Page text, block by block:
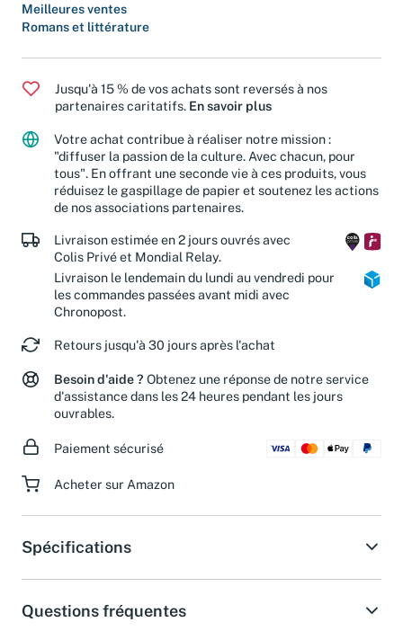
Meilleures ventes
Romans et littérature
Jusqu'à 15 % de vos achats sont reversés à nos
partenaires caritatifs. En savoir plus
Votre achat contribue à réaliser notre mission :
"diffuser la passion de la culture. Avec chacun, pour
tous". En offrant une seconde vie à ces produits, vous
réduisez le gaspillage de papier et soutenez les actions
de nos associations partenaires.
Livraison estimée en 2 jours ouvrés avec
Colis Privé et Mondial Relay.
Livraison le lendemain du lundi au vendredi pour
les commandes passées avant midi avec
Chronopost.
Retours jusqu'à 30 jours après l'achat
Besoin d'aide ? Obtenez une réponse de notre service
d'assistance dans les 24 heures pendant les jours
ouvrables.
Paiement sécurisé
Acheter sur Amazon
Spécifications
Questions fréquentes